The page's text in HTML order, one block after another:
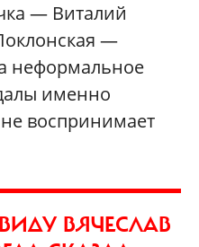
— Виталий
—
неформальное
именно
воспринимает
ВЯЧЕСЛАВ